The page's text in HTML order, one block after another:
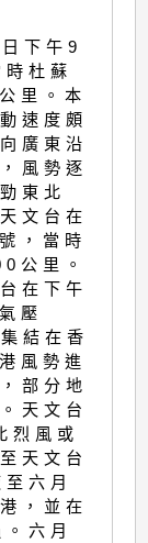
下午9
杜蘇
里。本
速度頗
廣東沿
風勢逐
東北
文台在
，當時
公里。
在下午
壓
結在香
風勢進
部分地
天文台
烈風或
天文台
六月
，並在
六月